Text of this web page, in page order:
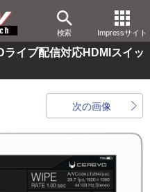
検索 Impressサイト
イブ配信対応HDMIスイッ
次の画像